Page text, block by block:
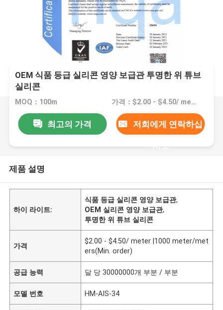
OEM 식품 등급 실리콘 영양 보급관 투명한 위 튜브
실리콘
MOQ：100m 가격：$2.00 - $4.50/ meter |1000 meter/meters(Min. order)
최고의 가격 저희에게 연락하십
시오
제품 설명
하이 라이트:
식품 등급 실리콘 영양 보급관,
OEM 실리콘 영양 보급관,
투명한 위 튜브 실리콘
가격
$2.00 - $4.50/ meter |1000 meter/met
ers(Min. order)
공급 능력 달 당 30000000개 부분 / 부분
모델 번호 HM-AIS-34